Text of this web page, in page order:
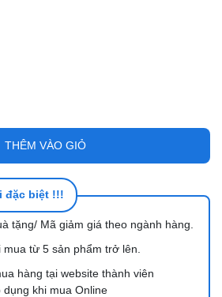
THÊM VÀO GIỎ
đặc biệt !!!
tặng/ Mã giảm giá theo ngành hàng.
từ 5 sản phẩm trở lên.
hàng tại website thành viên
khi mua Online